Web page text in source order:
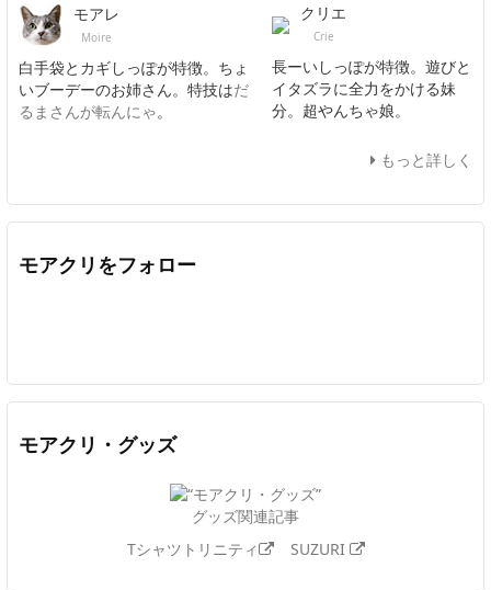
モアレ
Moire
白手袋とカギしっぽが特徴。ちょ
いブーデーのお姉さん。特技はだ
るまさんが転んにゃ。
クリエ
Crie
長ーいしっぽが特徴。遊びと
イタズラに全力をかける妹
分。超やんちゃ娘。
もっと詳しく
モアクリをフォロー
モアクリ・グッズ
グッズ関連記事
Tシャツトリニティ
SUZURI